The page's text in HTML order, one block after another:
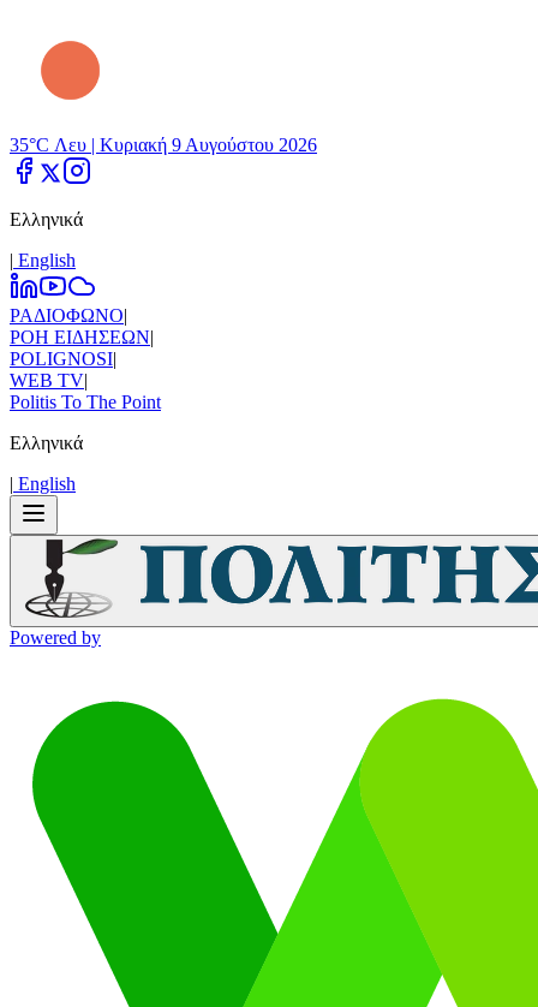
35°C Λευ | Κυριακή 9 Αυγούστου 2026
Ελληνικά
| Εnglish
ΡΑΔΙΟΦΩΝΟ|
ΡΟΗ ΕΙΔΗΣΕΩΝ|
POLIGNOSI|
WEB TV|
Politis To The Point
Ελληνικά
| Εnglish
Powered by